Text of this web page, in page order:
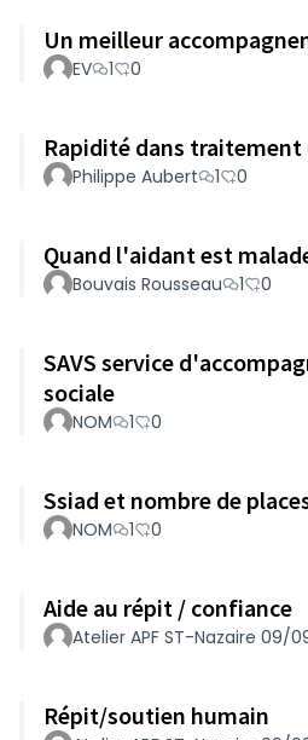
Un meilleur
EV 1 0
Rapidité dans traitement
Philippe Aubert 1 0
Quand l'aidant est
Bouvais Rousseau 1 0
SAVS service
sociale
NOM 1 0
Ssiad et nombre de
NOM 1 0
Aide au répit / confiance
Atelier APF ST-Nazaire 09/
Répit/soutien humain